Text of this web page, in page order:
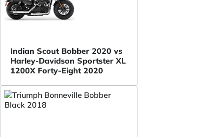
Indian Scout Bobber 2020 vs
Harley-Davidson Sportster XL
1200X Forty-Eight 2020